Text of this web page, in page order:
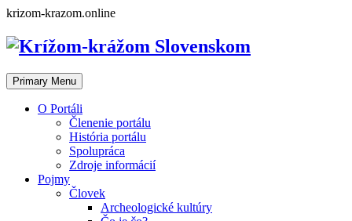
Skip
content
krizom-krazom.online
Primary Menu
O Portáli
Členenie portálu
História portálu
Spolupráca
Zdroje informácií
Pojmy
Človek
Archeologické kultúry